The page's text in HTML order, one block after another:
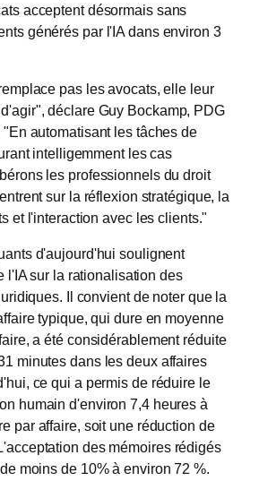
acceptent désormais sans
générés par l'IA dans environ 3
pas les avocats, elle leur
déclare Guy Bockamp, PDG
automatisant les tâches de
intelligemment les cas
les professionnels du droit
sur la réflexion stratégique, la
et l'interaction avec les clients."
d'aujourd'hui soulignent
l'IA sur la rationalisation des
Il convient de noter que la
typique, qui dure en moyenne
a été considérablement réduite
minutes dans les deux affaires
ce qui a permis de réduire le
humain d'environ 7,4 heures à
par affaire, soit une réduction de
des mémoires rédigés
moins de 10% à environ 72 %.